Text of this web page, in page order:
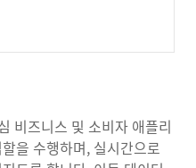
비즈니스 및 소비자 애플리
을 수행하며, 실시간으로